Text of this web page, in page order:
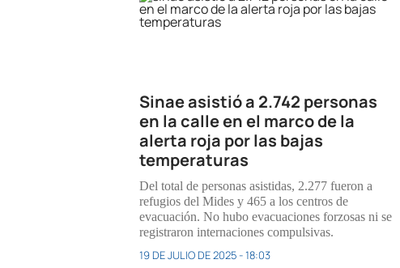
Sinae asistió a 2.742 personas
en la calle en el marco de la
alerta roja por las bajas
temperaturas
Del total de personas asistidas, 2.277 fueron a
refugios del Mides y 465 a los centros de
evacuación. No hubo evacuaciones forzosas ni se
registraron internaciones compulsivas.
19 DE JULIO DE 2025 - 18:03